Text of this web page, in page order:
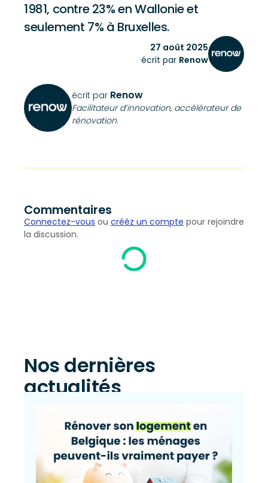
1981, contre 23% en Wallonie et
seulement 7% à Bruxelles.
27 août 2025
écrit par Renow
écrit par Renow
Facilitateur d’innovation, accélérateur de
rénovation.
Commentaires
Connectez-vous ou crééz un compte pour rejoindre
la discussion.
Nos dernières
actualités